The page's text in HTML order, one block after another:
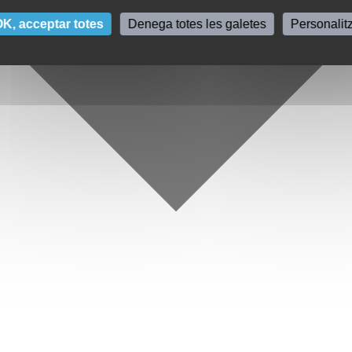
acceptar totes Denega totes les galetes